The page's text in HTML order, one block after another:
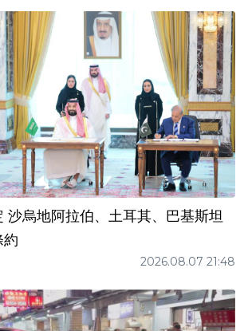
沙烏地阿拉伯、土耳其、巴基斯坦
約
2026.08.07 21:48